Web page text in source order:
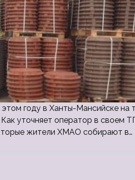
году в Ханты-Мансийске на
уточняет оператор в своем
жители ХМАО собирают в…